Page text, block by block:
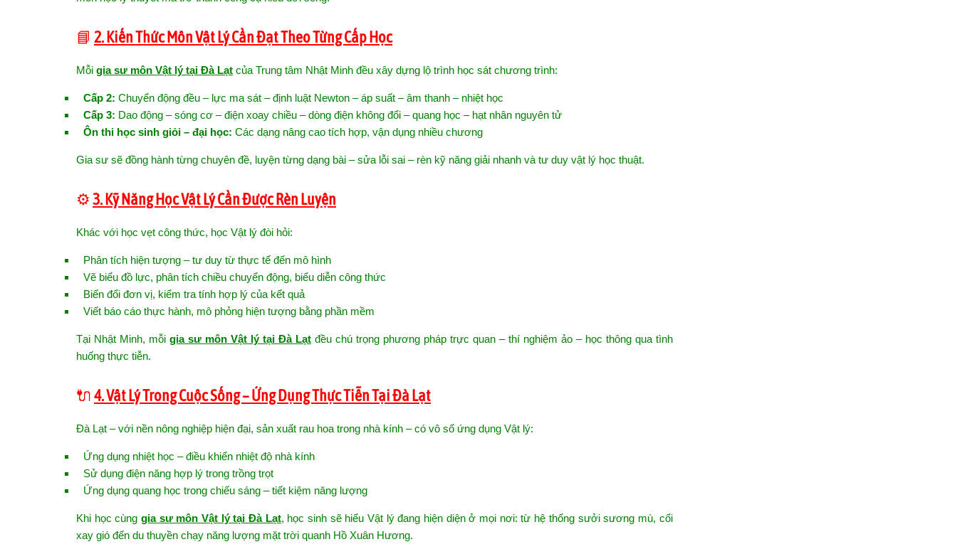
📘 2. Kiến Thức Môn Vật Lý Cần Đạt Theo Từng Cấp Học
Mỗi gia sư môn Vật lý tại Đà Lạt của Trung tâm Nhật Minh đều xây dựng lộ trình học sát chương trình:
Cấp 2: Chuyển động đều – lực ma sát – định luật Newton – áp suất – âm thanh – nhiệt học
Cấp 3: Dao động – sóng cơ – điện xoay chiều – dòng điện không đổi – quang học – hạt nhân nguyên tử
Ôn thi học sinh giỏi – đại học: Các dạng nâng cao tích hợp, vận dụng nhiều chương
Gia sư sẽ đồng hành từng chuyên đề, luyện từng dạng bài – sửa lỗi sai – rèn kỹ năng giải nhanh và tư duy vật lý học thuật.
⚙️3. Kỹ Năng Học Vật Lý Cần Được Rèn Luyện
Khác với học vẹt công thức, học Vật lý đòi hỏi:
Phân tích hiện tượng – tư duy từ thực tế đến mô hình
Vẽ biểu đồ lực, phân tích chiều chuyển động, biểu diễn công thức
Biến đổi đơn vị, kiểm tra tính hợp lý của kết quả
Viết báo cáo thực hành, mô phỏng hiện tượng bằng phần mềm
Tại Nhật Minh, mỗi gia sư môn Vật lý tại Đà Lạtđều chú trọng phương pháp trực quan – thí nghiệm ảo – học thông qua tình
huống thực tiễn.
🔌4. Vật Lý Trong Cuộc Sống – Ứng Dụng Thực Tiễn Tại Đà Lạt
Đà Lạt – với nền nông nghiệp hiện đại, sản xuất rau hoa trong nhà kính – có vô số ứng dụng Vật lý:
Ứng dụng nhiệt học – điều khiển nhiệt độ nhà kính
Sử dụng điện năng hợp lý trong trồng trọt
Ứng dụng quang học trong chiếu sáng – tiết kiệm năng lượng
Khi học cùnggia sư môn Vật lý tại Đà Lạt, học sinh sẽ hiểu Vật lý đang hiện diện ở mọi nơi: từ hệ thống sưởi sương mù, cối
xay gió đến du thuyền chạy năng lượng mặt trời quanh Hồ Xuân Hương.